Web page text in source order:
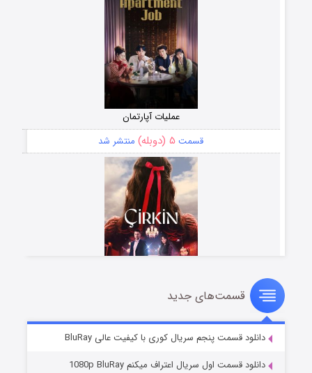
عملیات آپارتمان
قسمت ۵ (دوبله) منتشر شد
سریال زشت
قسمت۲ (زیرنویس) منتشر شد
قسمت‌های جدید
دانلود قسمت پنجم سریال کوری با کیفیت عالی BluRay
دانلود قسمت اول سریال اعتراف میکنم 1080p BluRay